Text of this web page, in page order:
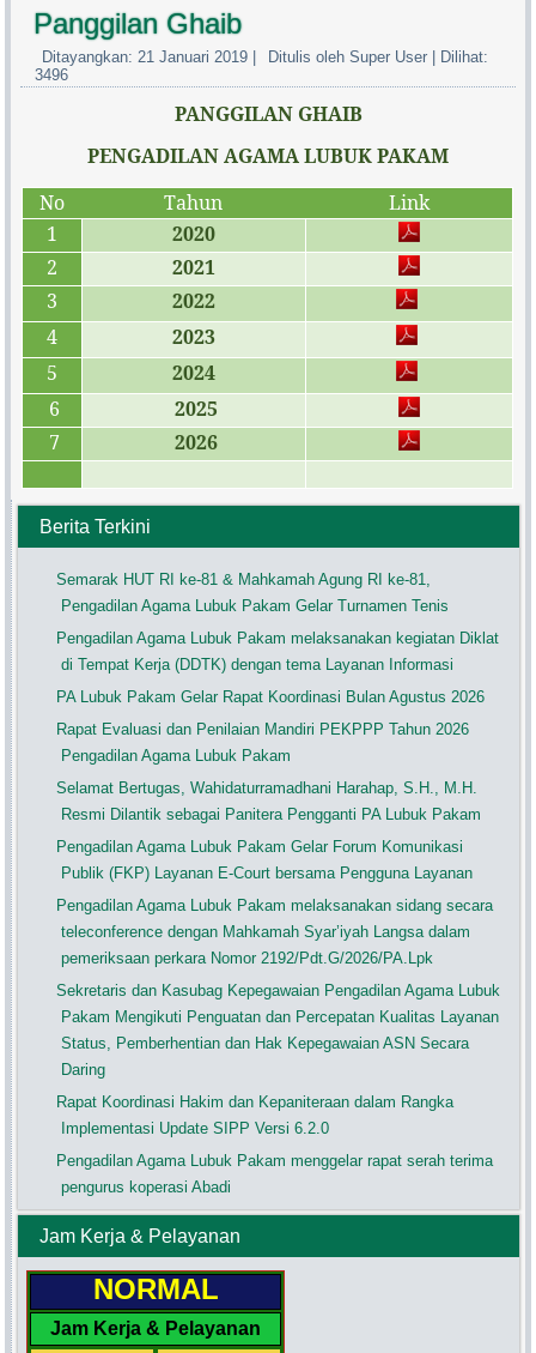
Panggilan Ghaib
Ditayangkan: 21 Januari 2019 Ditulis oleh Super User
Dilihat:
3496
PANGGILAN GHAIB
PENGADILAN AGAMA LUBUK PAKAM
No
Tahun
Link
1
2020
2
2021
3
2022
4
2023
5
2024
6
2025
7
2026
Berita Terkini
Semarak HUT RI ke-81 & Mahkamah Agung RI ke-81,
Pengadilan Agama Lubuk Pakam Gelar Turnamen Tenis
Pengadilan Agama Lubuk Pakam melaksanakan kegiatan Diklat
di Tempat Kerja (DDTK) dengan tema Layanan Informasi
PA Lubuk Pakam Gelar Rapat Koordinasi Bulan Agustus 2026
Rapat Evaluasi dan Penilaian Mandiri PEKPPP Tahun 2026
Pengadilan Agama Lubuk Pakam
Selamat Bertugas, Wahidaturramadhani Harahap, S.H., M.H.
Resmi Dilantik sebagai Panitera Pengganti PA Lubuk Pakam
Pengadilan Agama Lubuk Pakam Gelar Forum Komunikasi
Publik (FKP) Layanan E-Court bersama Pengguna Layanan
Pengadilan Agama Lubuk Pakam melaksanakan sidang secara
teleconference dengan Mahkamah Syar’iyah Langsa dalam
pemeriksaan perkara Nomor 2192/Pdt.G/2026/PA.Lpk
Sekretaris dan Kasubag Kepegawaian Pengadilan Agama Lubuk
Pakam Mengikuti Penguatan dan Percepatan Kualitas Layanan
Status, Pemberhentian dan Hak Kepegawaian ASN Secara
Daring
Rapat Koordinasi Hakim dan Kepaniteraan dalam Rangka
Implementasi Update SIPP Versi 6.2.0
Pengadilan Agama Lubuk Pakam menggelar rapat serah terima
pengurus koperasi Abadi
Jam Kerja & Pelayanan
NORMAL
Jam Kerja & Pelayanan